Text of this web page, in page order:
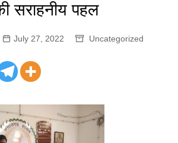
सराहनीय पहल
July 27, 2022 Uncategorized